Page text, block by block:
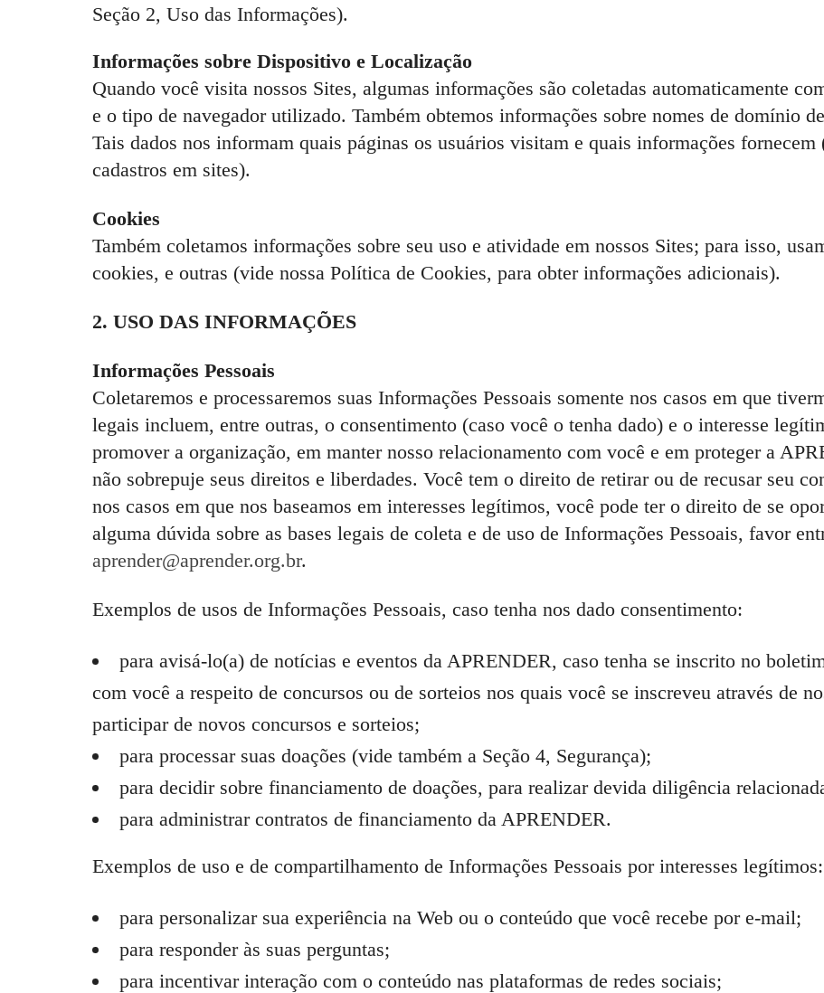
Seção 2, Uso das Informações).
Informações sobre Dispositivo e Localização
Quando você visita nossos Sites, algumas informações são coletadas automaticamente
e o tipo de navegador utilizado. Também obtemos informações sobre nomes de domínio
Tais dados nos informam quais páginas os usuários visitam e quais informações
cadastros em sites).
Cookies
Também coletamos informações sobre seu uso e atividade em nossos Sites; para isso,
cookies, e outras (vide nossa Política de Cookies, para obter informações adicionais).
2. USO DAS INFORMAÇÕES
Informações Pessoais
Coletaremos e processaremos suas Informações Pessoais somente nos casos em que
legais incluem, entre outras, o consentimento (caso você o tenha dado) e o interesse
promover a organização, em manter nosso relacionamento com você e em proteger a
não sobrepuje seus direitos e liberdades. Você tem o direito de retirar ou de recusar seu
nos casos em que nos baseamos em interesses legítimos, você pode ter o direito de se
alguma dúvida sobre as bases legais de coleta e de uso de Informações Pessoais, favor
aprender@aprender.org.br.
Exemplos de usos de Informações Pessoais, caso tenha nos dado consentimento:
para avisá-lo(a) de notícias e eventos da APRENDER, caso tenha se inscrito no
com você a respeito de concursos ou de sorteios nos quais você se inscreveu através de
participar de novos concursos e sorteios;
para processar suas doações (vide também a Seção 4, Segurança);
para decidir sobre financiamento de doações, para realizar devida diligência
para administrar contratos de financiamento da APRENDER.
Exemplos de uso e de compartilhamento de Informações Pessoais por interesses legítimos:
para personalizar sua experiência na Web ou o conteúdo que você recebe por e-mail;
para responder às suas perguntas;
para incentivar interação com o conteúdo nas plataformas de redes sociais;